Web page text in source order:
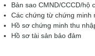
Bản sao CMND/CCCD/
Các chứng từ chứng minh
Hồ sơ chứng minh thu
Hồ sơ tài sản bảo đảm